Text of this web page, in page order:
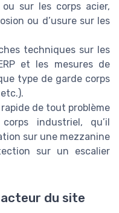
sur les corps acier,
ou d’usure sur les
techniques sur les
et les mesures de
type de garde corps
de tout problème
industriel, qu’il
sur une mezzanine
sur un escalier
acteur du site